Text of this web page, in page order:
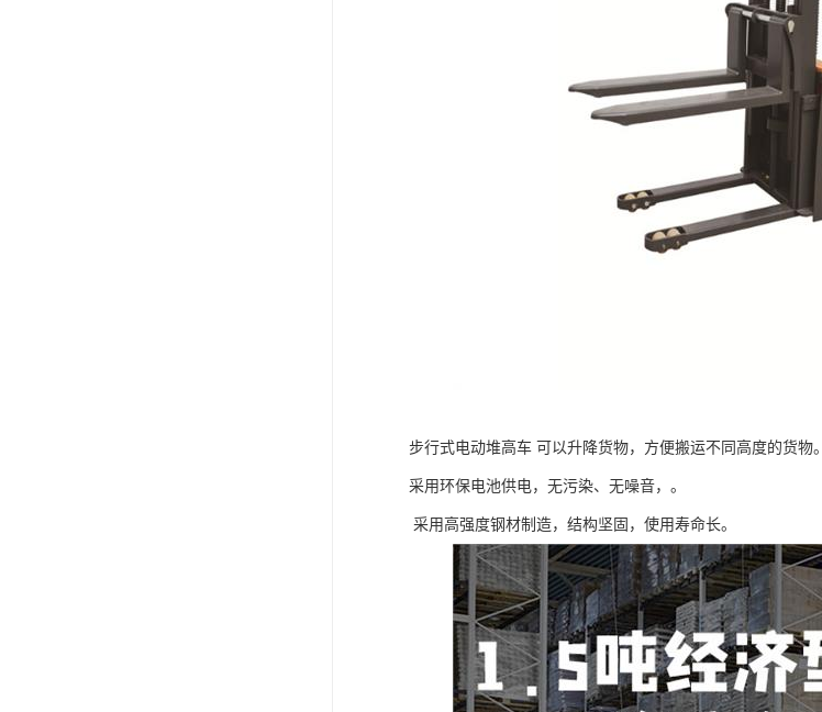
步行式电动堆高车 可以升降货物，方便搬运不同高度的货物。
采用环保电池供电，无污染、无噪音，。
采用高强度钢材制造，结构坚固，使用寿命长。